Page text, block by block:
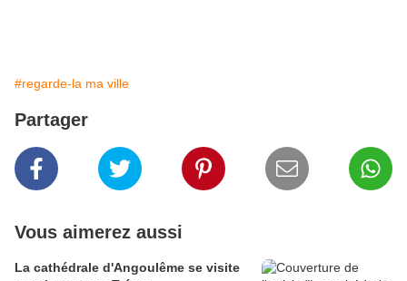
#regarde-la ma ville
Partager
Vous aimerez aussi
La cathédrale d'Angoulême se visite